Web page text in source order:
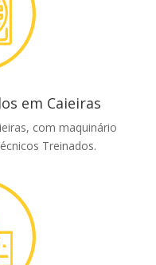
em Caieiras
com maquinário
Treinados.